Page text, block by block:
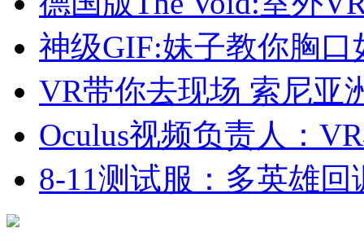
神级GIF:妹子教你胸
VR带你去现场 索尼亚
Oculus视频负责人：
8-11测试服：多英雄